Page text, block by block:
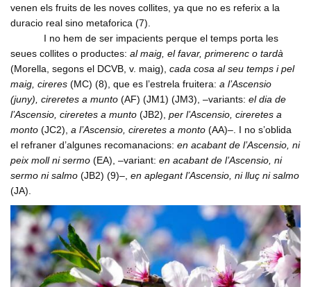
venen els fruits de les noves collites, ya que no es referix a la
duracio real sino metaforica (7).
I no hem de ser impacients perque el temps porta les
seues collites o productes: al maig, el favar, primerenc o tardà
(Morella, segons el DCVB, v. maig), cada cosa al seu temps i pel
maig, cireres (MC) (8), que es l’estrela fruitera: a l’Ascensio
(juny), cireretes a munto (AF) (JM1) (JM3), –variants: el dia de
l’Ascensio, cireretes a munto (JB2), per l’Ascensio, cireretes a
monto (JC2), a l’Ascensio, cireretes a monto (AA)–. I no s’oblida
el refraner d’algunes recomanacions: en acabant de l’Ascensio, ni
peix moll ni sermo (EA), –variant: en acabant de l’Ascensio, ni
sermo ni salmo (JB2) (9)–, en aplegant l’Ascensio, ni lluç ni salmo
(JA).